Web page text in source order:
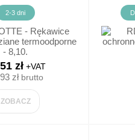
TAŚMY/LIZAKI/SYGNALIZC.
2-3 dni
zł +VAT
złbrutto
ZOBACZ